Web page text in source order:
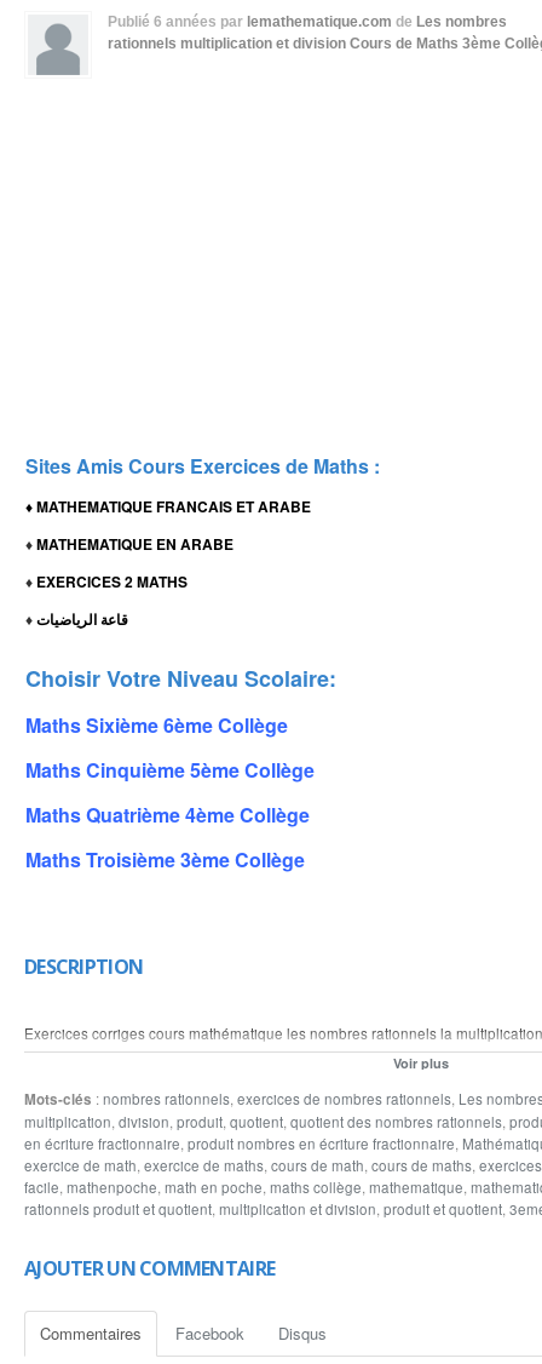
Publié 6 années par lemathematique.com de Les nombres
rationnels multiplication et division Cours de Maths 3ème
Sites Amis Cours Exercices de Maths :
♦MATHEMATIQUE FRANCAIS ET ARABE
♦MATHEMATIQUE EN ARABE
♦ EXERCICES 2 MATHS
♦قاعة الرياضيات
Choisir Votre Niveau Scolaire:
Maths Sixième 6ème Collège
Maths Cinquième 5ème Collège
Maths Quatrième 4ème Collège
Maths Troisième 3ème Collège
DESCRIPTION
Exercices corriges cours mathématique les nombres rationnels la
produit et le quotient des nombres rationnels calcul la multiplication de
en écriture décimaux les nombres rationnels inverses réduire et décomposer
puis calculer la multiplication des nombres rationnels suivants
Voir plus
Mots-clés :nombres rationnels, exercices de nombres rationnels, Les
multiplication, division, produit, quotient, quotient des nombres rationnels,
en écriture fractionnaire, produit nombres en écriture fractionnaire,
exercice de math, exercice de maths, cours de math, cours de maths,
facile, mathenpoche, math en poche, maths collège, mathematique,
rationnels produit et quotient, multiplication et division, produit et quotient,
AJOUTER UN COMMENTAIRE
Commentaires Facebook Disqus